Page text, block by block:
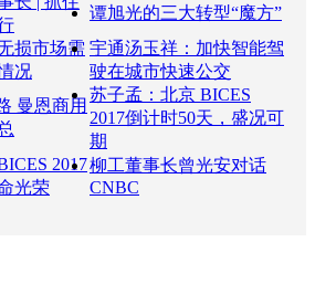
谭旭光的三大转型“魔方”
损市场需
况
宇通汤玉祥：加快智能驾
驶在城市快速公交
曼恩商用
苏子孟：北京 BICES
2017倒计时50天，盛况可
期
2017
光荣
柳工董事长曾光安对话
CNBC